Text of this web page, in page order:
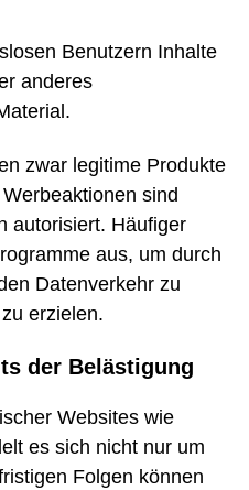
Benutzern Inhalte
anderes
zwar legitime Produkte
sind
autorisiert. Häufiger
aus, um durch
Datenverkehr zu
erzielen.
der Belästigung
Websites wie
es sich nicht nur um
Folgen können